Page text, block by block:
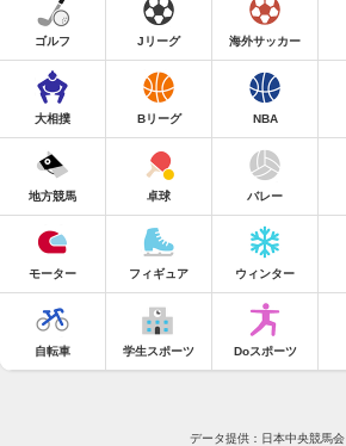
ゴルフ Jリーグ 海外サッカー
大相撲 Bリーグ NBA
地方競馬 卓球 バレー
モーター フィギュア ウィンター
自転車 学生スポーツ Doスポーツ
データ提供：日本中央競馬会